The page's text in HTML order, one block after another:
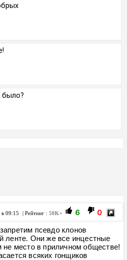
было?
в 09:15 | Рейтинг : 50K+ 6 0
псевдо клонов
ленте. Они же все инцестные
не место в приличном обществе!
всяких гонщиков